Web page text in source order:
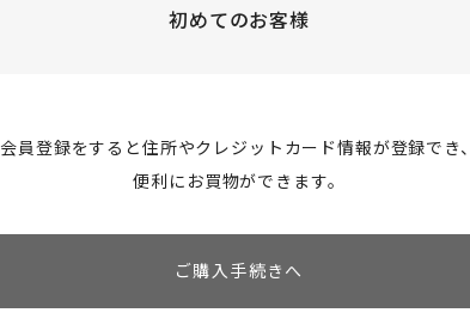
初めてのお客様
会員登録をすると住所やクレジットカード情報が登録でき、
便利にお買物ができます。
ご購入手続きへ